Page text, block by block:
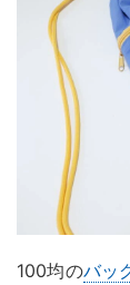
100均のバッ